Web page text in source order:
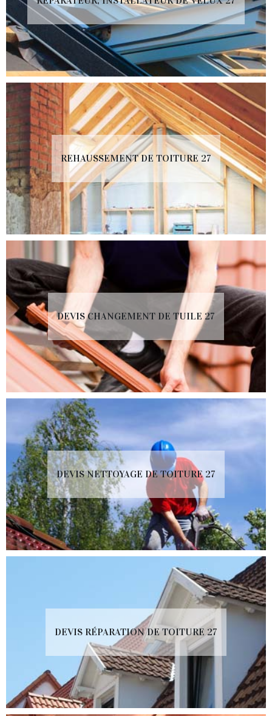
REHAUSSEMENT DE TOITURE 27
DEVIS CHANGEMENT DE TUILE 27
DEVIS NETTOYAGE DE TOITURE 27
DEVIS RÉPARATION DE TOITURE 27